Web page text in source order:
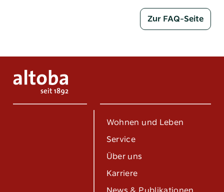
Zur FAQ-Seite
Wohnen und Leben
Service
Über uns
Karriere